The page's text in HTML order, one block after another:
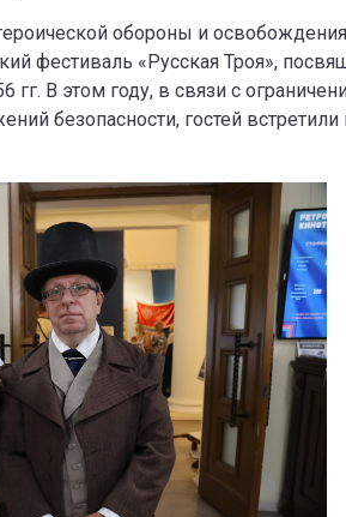
обороны и
фестиваль «Русская Троя»,
В этом году, в связи с
безопасности, гостей